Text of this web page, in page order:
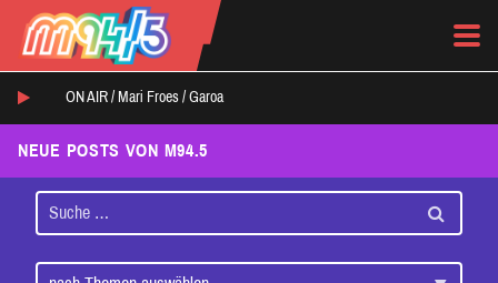
ON AIR / Mari Froes / Garoa
NEUE POSTS VON M94.5